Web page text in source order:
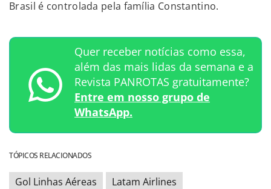
Brasil é controlada pela família Constantino.
Quer receber notícias como essa,
além das mais lidas da semana e a
Revista PANROTAS gratuitamente?
Entre em nosso grupo de
WhatsApp.
TÓPICOS RELACIONADOS
Gol Linhas Aéreas
Latam Airlines